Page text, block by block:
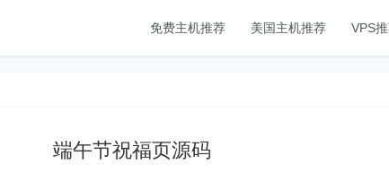
免费主机推荐 美国主机推荐 VPS
端午节祝福页源码